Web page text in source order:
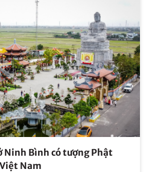
Ninh Bình có tượng Phật
Nam